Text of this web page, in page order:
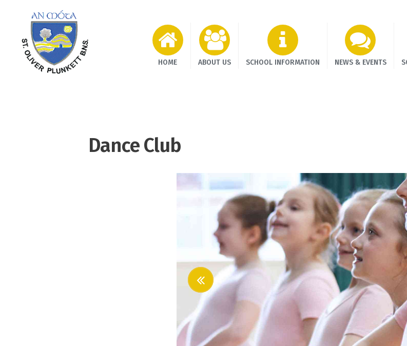
HOME ABOUT US SCHOOL INFORMATION NEWS & EVENTS
HOME
INFORMATION
NEWS & EVENTS
SCHOOL POLICIES
ARCHIVES
Dance Club